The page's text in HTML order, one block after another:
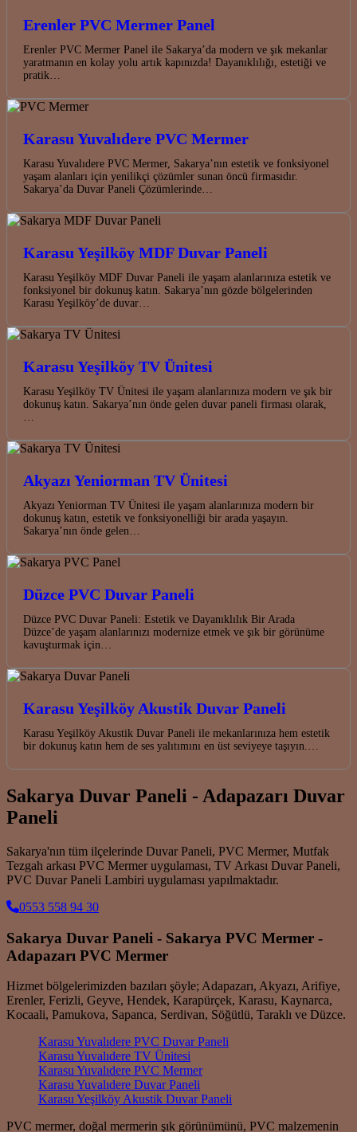
Erenler PVC Mermer Panel
Erenler PVC Mermer Panel ile Sakarya’da modern ve şık mekanlar
yaratmanın en kolay yolu artık kapınızda! Dayanıklılığı, estetiği ve
pratik…
Karasu Yuvalıdere PVC Mermer
Karasu Yuvalıdere PVC Mermer, Sakarya’nın estetik ve fonksiyonel
yaşam alanları için yenilikçi çözümler sunan öncü firmasıdır.
Sakarya’da Duvar Paneli Çözümlerinde…
Karasu Yeşilköy MDF Duvar Paneli
Karasu Yeşilköy MDF Duvar Paneli ile yaşam alanlarınıza estetik ve
fonksiyonel bir dokunuş katın. Sakarya’nın gözde bölgelerinden
Karasu Yeşilköy’de duvar…
Karasu Yeşilköy TV Ünitesi
Karasu Yeşilköy TV Ünitesi ile yaşam alanlarınıza modern ve şık bir
dokunuş katın. Sakarya’nın önde gelen duvar paneli firması olarak,
…
Akyazı Yeniorman TV Ünitesi
Akyazı Yeniorman TV Ünitesi ile yaşam alanlarınıza modern bir
dokunuş katın, estetik ve fonksiyonelliği bir arada yaşayın.
Sakarya’nın önde gelen…
Düzce PVC Duvar Paneli
Düzce PVC Duvar Paneli: Estetik ve Dayanıklılık Bir Arada
Düzce’de yaşam alanlarınızı modernize etmek ve şık bir görünüme
kavuşturmak için…
Karasu Yeşilköy Akustik Duvar Paneli
Karasu Yeşilköy Akustik Duvar Paneli ile mekanlarınıza hem estetik
bir dokunuş katın hem de ses yalıtımını en üst seviyeye taşıyın.…
Sakarya Duvar Paneli - Adapazarı Duvar
Paneli
Sakarya'nın tüm ilçelerinde Duvar Paneli, PVC Mermer, Mutfak
Tezgah arkası PVC Mermer uygulaması, TV Arkası Duvar Paneli,
PVC Duvar Paneli Lambiri uygulaması yapılmaktadır.
0553 558 94 30
Sakarya Duvar Paneli - Sakarya PVC Mermer -
Adapazarı PVC Mermer
Hizmet bölgelerimizden bazıları şöyle; Adapazarı, Akyazı, Arifiye,
Erenler, Ferizli, Geyve, Hendek, Karapürçek, Karasu, Kaynarca,
Kocaali, Pamukova, Sapanca, Serdivan, Söğütlü, Taraklı ve Düzce.
Karasu Yuvalıdere PVC Duvar Paneli
Karasu Yuvalıdere TV Ünitesi
Karasu Yuvalıdere PVC Mermer
Karasu Yuvalıdere Duvar Paneli
Karasu Yeşilköy Akustik Duvar Paneli
PVC mermer, doğal mermerin şık görünümünü, PVC malzemenin